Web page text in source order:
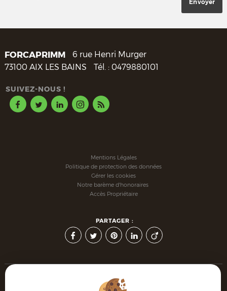
FORCAPRIMM
6 rue Henri Murger
73100 AIX LES BAINS Tél. : 0479880101
SUIVEZ-NOUS !
Mentions Légales
Politique de protection des données
Gérer les cookies
Notre barème d'honoraires
Accès Propriétaire
PARTAGER :